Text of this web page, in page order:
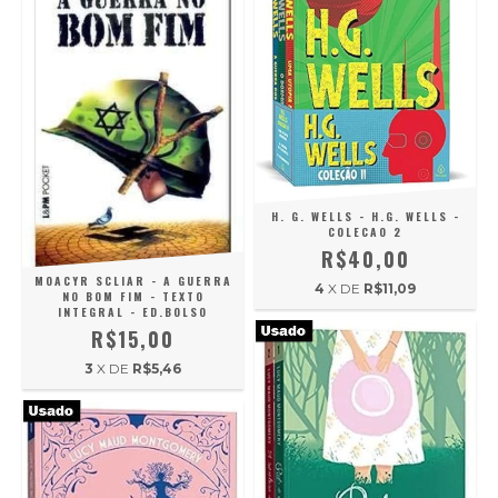
MOACYR SCLIAR - A GUERRA
NO BOM FIM - TEXTO
INTEGRAL - ED.BOLSO
R$15,00
3 X DE R$5,46
H. G. WELLS - H.G. WELLS -
COLECAO 2
R$40,00
4 X DE R$11,09